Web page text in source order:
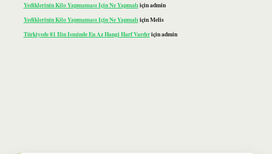
Yediklerinin Kilo Yapmaması Için Ne Yapmalıiçinadmin
Yediklerinin Kilo Yapmaması Için Ne YapmalıiçinMelis
Türkiyede 81 Ilin Isminde En Az Hangi Harf Vardıriçinadmin